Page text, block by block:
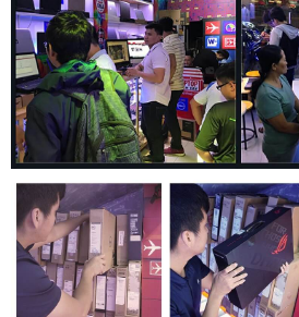
ngoài, hỗ trợ tốt cho việc trình
gian làm việc.
Máy cũng có cổng Ethernet RJ-
định hơn khi chơi game online. Bên
3.5mm và khe cắm thẻ nhớ SD cũng
sự tiện lợi tối đa cho người dùng.
Thời lượng pin
Thời lượng pin luôn là một trong
đối với người dùng laptop, đặc biệt là
Predator Helios Neo 16 được trang